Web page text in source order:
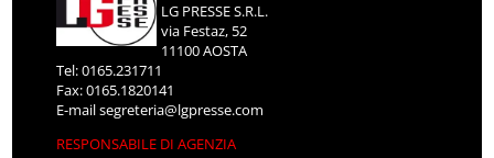
LG PRESSE S.R.L.
via Festaz, 52
11100 AOSTA
Tel: 0165.231711
Fax: 0165.1820141
E-mailsegreteria@lgpresse.com
RESPONSABILE DI AGENZIA